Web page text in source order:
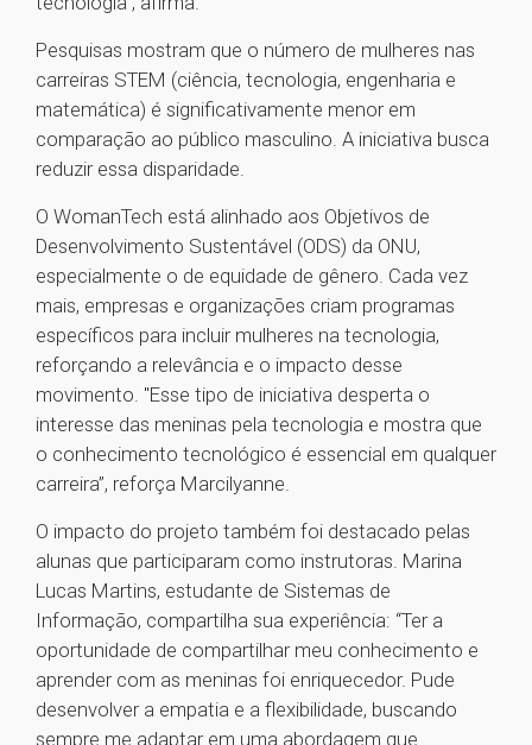
Pesquisas mostram que o número de mulheres nas
carreiras STEM (ciência, tecnologia, engenharia e
matemática) é significativamente menor em
comparação ao público masculino. A iniciativa busca
reduzir essa disparidade.
O WomanTech está alinhado aos Objetivos de
Desenvolvimento Sustentável (ODS) da ONU,
especialmente o de equidade de gênero. Cada vez
mais, empresas e organizações criam programas
específicos para incluir mulheres na tecnologia,
reforçando a relevância e o impacto desse
movimento. "Esse tipo de iniciativa desperta o
interesse das meninas pela tecnologia e mostra que
o conhecimento tecnológico é essencial em qualquer
carreira”, reforça Marcilyanne.
O impacto do projeto também foi destacado pelas
alunas que participaram como instrutoras. Marina
Lucas Martins, estudante de Sistemas de
Informação, compartilha sua experiência: “Ter a
oportunidade de compartilhar meu conhecimento e
aprender com as meninas foi enriquecedor. Pude
desenvolver a empatia e a flexibilidade, buscando
sempre me adaptar em uma abordagem que